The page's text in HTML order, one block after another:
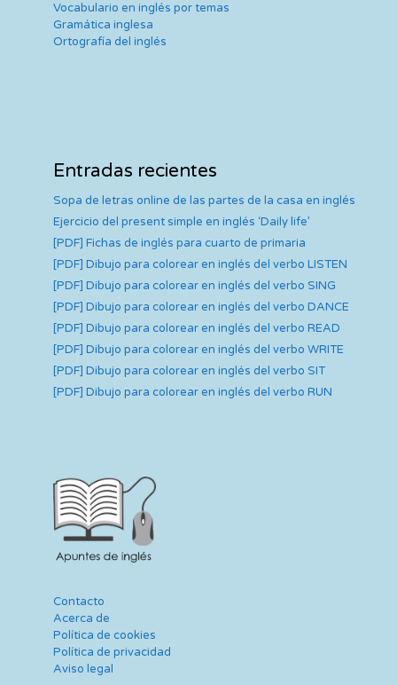
Vocabulario en inglés por temas
Gramática inglesa
Ortografía del inglés
Entradas recientes
Sopa de letras online de las partes de la casa en inglés
Ejercicio del present simple en inglés ‘Daily life’
[PDF] Fichas de inglés para cuarto de primaria
[PDF] Dibujo para colorear en inglés del verbo LISTEN
[PDF] Dibujo para colorear en inglés del verbo SING
[PDF] Dibujo para colorear en inglés del verbo DANCE
[PDF] Dibujo para colorear en inglés del verbo READ
[PDF] Dibujo para colorear en inglés del verbo WRITE
[PDF] Dibujo para colorear en inglés del verbo SIT
[PDF] Dibujo para colorear en inglés del verbo RUN
Contacto
Acerca de
Política de cookies
Política de privacidad
Aviso legal